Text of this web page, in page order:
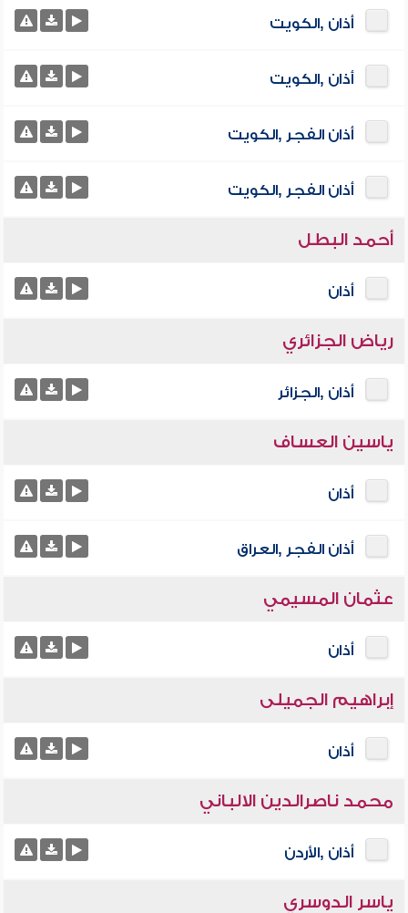
أذان ,الكويت
أذان ,الكويت
أذان الفجر ,الكويت
أذان الفجر ,الكويت
أحمد البطل
أذان
رياض الجزائري
أذان ,الجزائر
ياسين العساف
أذان
أذان الفجر ,العراق
عثمان المسيمي
أذان
إبراهيم الجميلى
أذان
محمد ناصرالدين الالباني
أذان ,الأردن
ياسر الدوسري